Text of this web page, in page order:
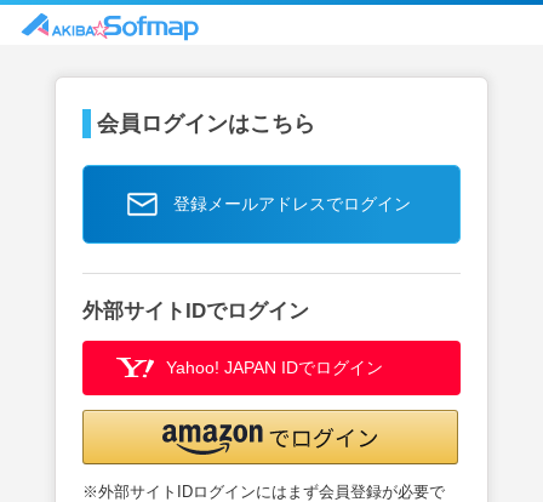
会員ログインはこちら
登録メールアドレスでログイン
外部サイトIDでログイン
Yahoo! JAPAN IDでログイン
※外部サイトIDログインにはまず会員登録が必要で